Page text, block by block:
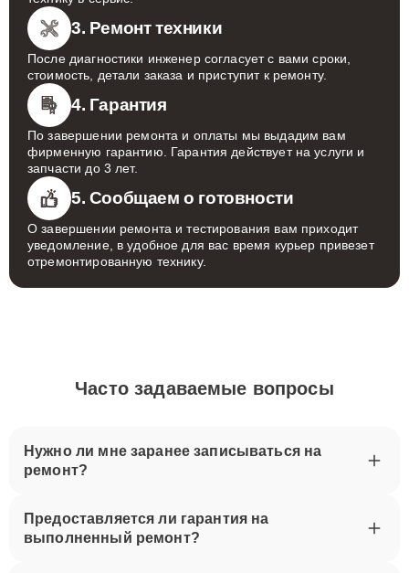
3. Ремонт техники
После диагностики инженер согласует с вами сроки,
стоимость, детали заказа и приступит к ремонту.
4. Гарантия
По завершении ремонта и оплаты мы выдадим вам
фирменную гарантию. Гарантия действует на услуги и
запчасти до 3 лет.
5. Сообщаем о готовности
О завершении ремонта и тестирования вам приходит
уведомление, в удобное для вас время курьер привезет
отремонтированную технику.
Часто задаваемые вопросы
Нужно ли мне заранее записываться на
ремонт?
Предоставляется ли гарантия на
выполненный ремонт?